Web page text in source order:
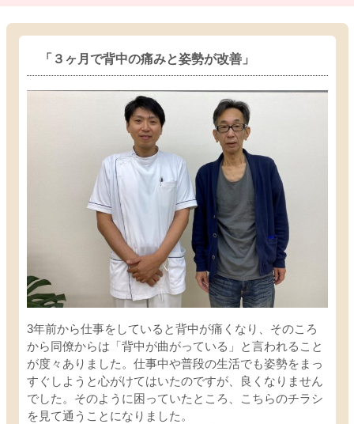
「３ヶ月で背中の痛みと姿勢が改善」
3年前から仕事をしていると背中が痛くなり、そのころ
から同僚からは「背中が曲がっている」と言われること
が度々ありました。仕事中や普段の生活でも姿勢をまっ
すぐしようと心がけてはいたのですが、良くなりません
でした。そのように困っていたところ、こちらのチラシ
を見て通うことになりました。